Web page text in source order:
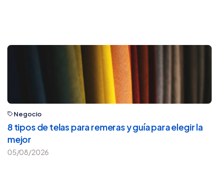
Negocio
8 tipos de telas para remeras y guía para elegir la
mejor
05/08/2026